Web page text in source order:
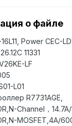
о файле
16L11, Power CEC-
11331
LF
L01
R7731AGE,
Channel，
MOSFET,4A/